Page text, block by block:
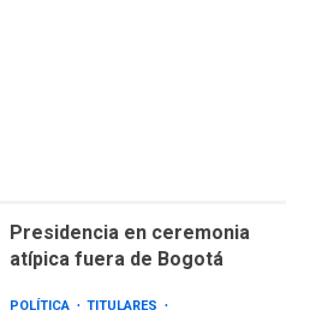
Presidencia en ceremonia
atípica fuera de Bogotá
POLÍTICA
TITULARES